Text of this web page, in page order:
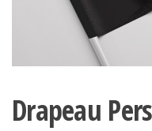
Drapeau